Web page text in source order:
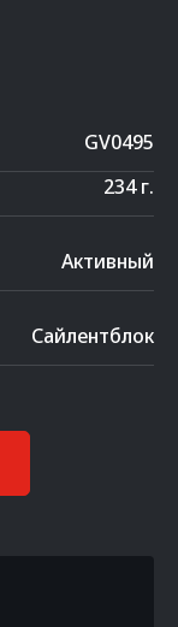
GV0495
234 г.
Активный
Сайлентблок